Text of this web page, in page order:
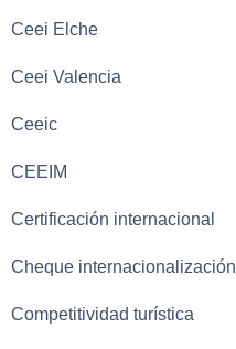
Ceei Elche
Ceei Valencia
Ceeic
CEEIM
Certificación internacional
Cheque internacionalización
Competitividad turística